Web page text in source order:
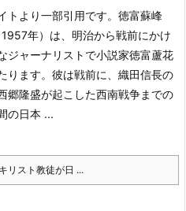
トより一部引用です。 徳富蘇峰
1957年）は、明治から戦前にかけ
ジャーナリストで小説家徳富蘆花
ります。彼は戦前に、織田信長の
郷隆盛が起こした西南戦争までの
の日本 ...
キリスト教徒が日 ...